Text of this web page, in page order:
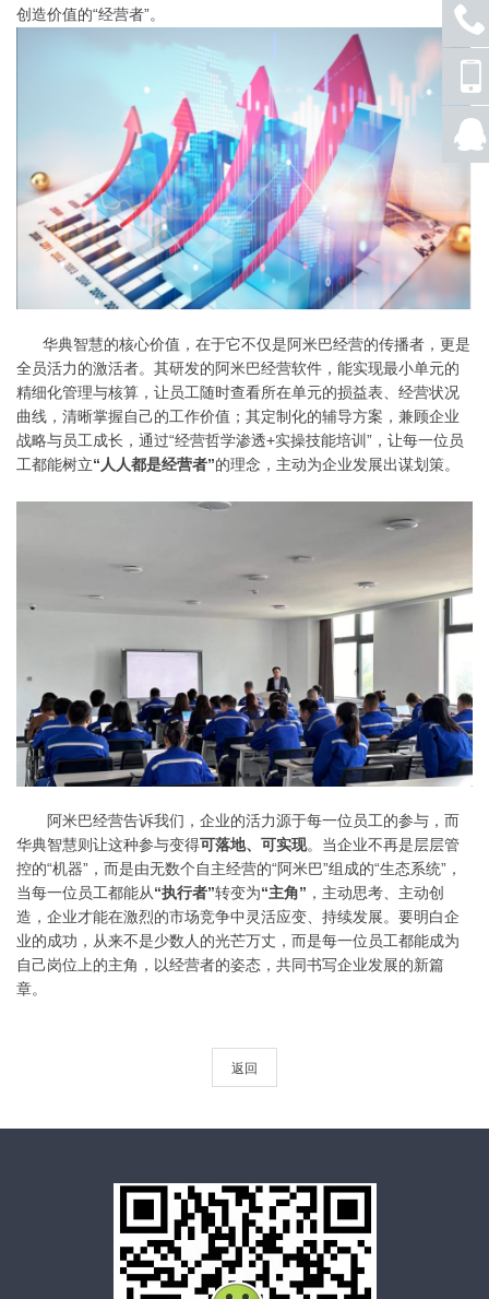
创造价值的“经营者”。
华典智慧的核心价值，在于它不仅是阿米巴经营的传播者，更是
全员活力的激活者。其研发的阿米巴经营软件，能实现最小单元的
精细化管理与核算，让员工随时查看所在单元的损益表、经营状况
曲线，清晰掌握自己的工作价值；其定制化的辅导方案，兼顾企业
战略与员工成长，通过“经营哲学渗透+实操技能培训”，让每一位员
工都能树立“人人都是经营者”的理念，主动为企业发展出谋划策。
阿米巴经营告诉我们，企业的活力源于每一位员工的参与，而
华典智慧则让这种参与变得可落地、可实现。当企业不再是层层管
控的“机器”，而是由无数个自主经营的“阿米巴”组成的“生态系统”，
当每一位员工都能从“执行者”转变为“主角” ，主动思考、主动创
造，企业才能在激烈的市场竞争中灵活应变、持续发展。 要明白企
业的成功，从来不是少数人的光芒万丈，而是每一位员工都能成为
自己岗位上的主角，以经营者的姿态，共同书写企业发展的新篇
章。
返回
座机
号码
手机
号码
联系